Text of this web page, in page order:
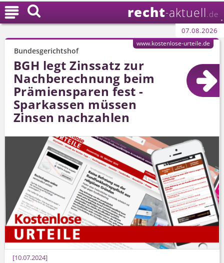
recht-aktuell .de
07.08.2026

Bundesgerichtshof
BGH legt Zinssatz zur
Nachberechnung beim
Prämiensparen fest -
Sparkassen müssen
Zinsen nachzahlen
10.07.2024
www.kostenlose-urteile.de